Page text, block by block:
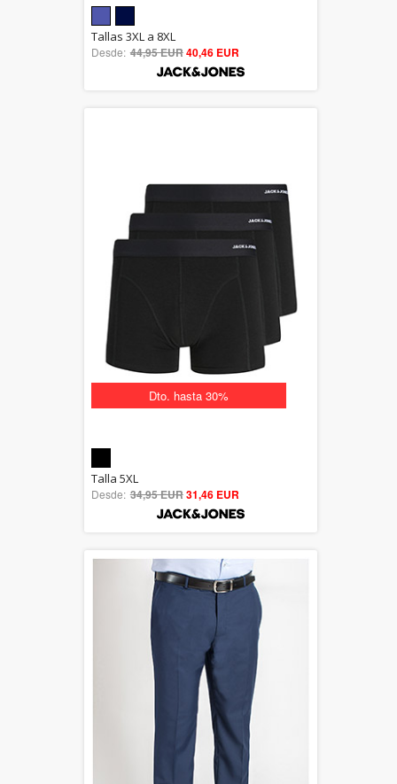
5.00
out of 5
Tallas 3XL a 8XL
Desde: 44,95 EUR40,46 EUR
Dto. hasta 30%
out of 5
Talla 5XL
Desde: 34,95 EUR31,46 EUR